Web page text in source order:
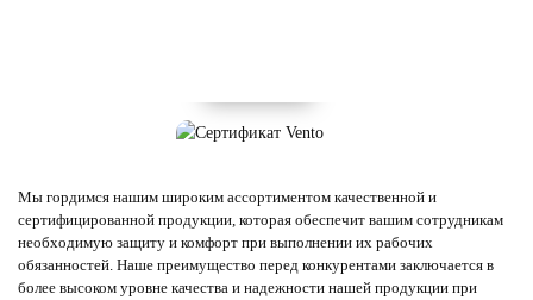
Мы гордимся нашим широким ассортиментом качественной и
сертифицированной продукции, которая обеспечит вашим сотрудникам
необходимую защиту и комфорт при выполнении их рабочих
обязанностей. Наше преимущество перед конкурентами заключается в
более высоком уровне качества и надежности нашей продукции при